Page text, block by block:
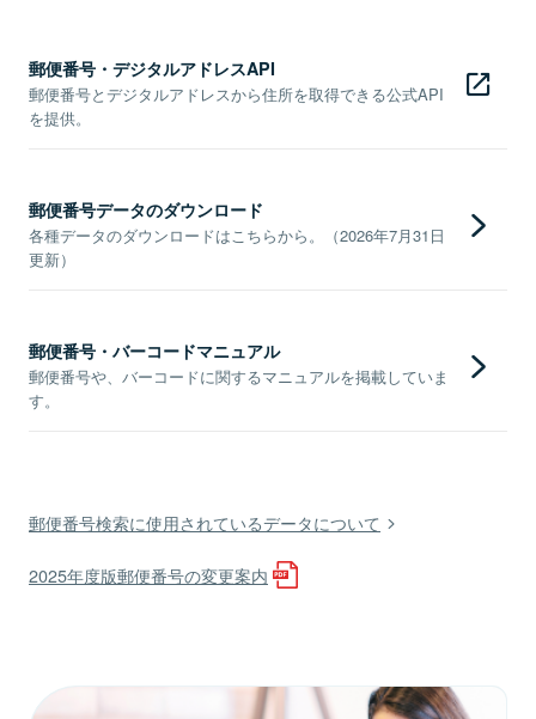
郵便番号・デジタルアドレスAPI
郵便番号とデジタルアドレスから住所を取得できる公式API
を提供。
郵便番号データのダウンロード
各種データのダウンロードはこちらから。（2026年7月31日
更新）
郵便番号・バーコードマニュアル
郵便番号や、バーコードに関するマニュアルを掲載していま
す。
郵便番号検索に使用されているデータについて
2025年度版郵便番号の変更案内